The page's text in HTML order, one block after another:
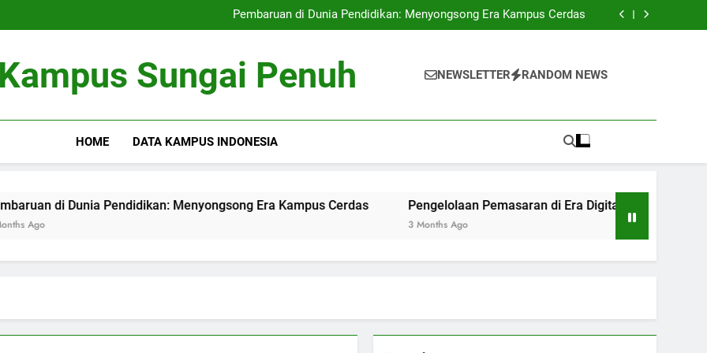
Akreditasi Universitas
Pembaruan di Dunia Pendidikan: Menyongsong Era Kampus Cerdas
Pengelolaan Pemasaran di Era Digital: Tantangan dan Peluang di Perguruan
Akreditasi Universitas
Pembaruan di Dunia Pendidikan: Menyongsong Era Kampus Cerdas
Pengelolaan Pemasaran di Era Digital: Tantangan dan Peluang di Perguruan
Kampus Sungai Penuh NEWSLETTER RANDOM NEWS
HOME DATA KAMPUS INDONESIA
Pendidikan: Menyongsong Era Kampus Cerdas Pengelolaan Pemasaran di Era Digital: Tantangan dan Peluang di